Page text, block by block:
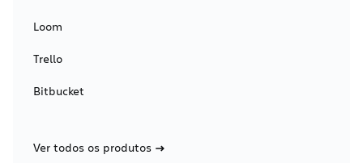
Loom
Trello
Bitbucket
Ver todos os produtos